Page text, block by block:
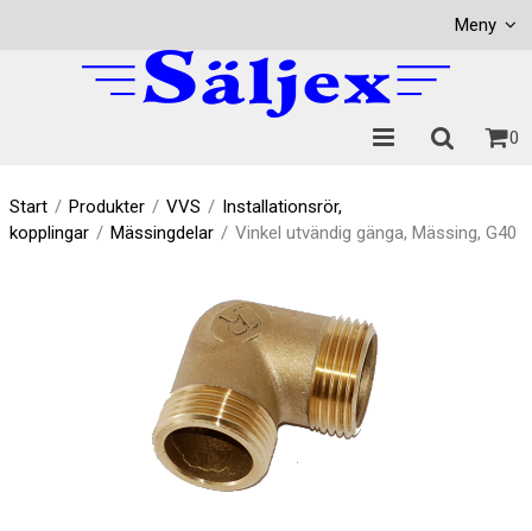
Meny
0
Start / Produkter / VVS / Installationsrör,
kopplingar / Mässingdelar / Vinkel utvändig gänga, Mässing, G40